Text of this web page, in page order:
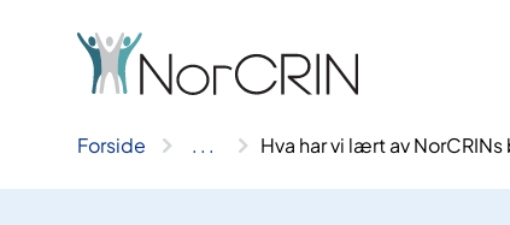
Forside .. . Hva har vi lært av